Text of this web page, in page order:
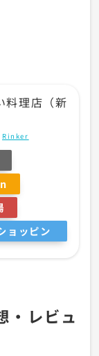
料理店（新
Rinker
ョッピン
・レビュ